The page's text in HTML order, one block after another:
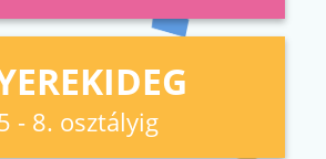
- 8. osztályig